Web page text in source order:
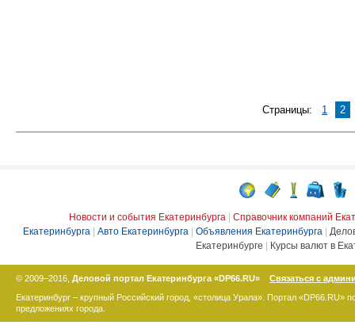
Страницы: 1 2
Новости и события Екатеринбурга
Справочник компаний
Екатеринбурга
Авто Екатеринбурга Объявления Екатеринбурга
Екатеринбурге
Курсы валют в
© 2009–2016, Деловой портал Екатеринбурга «DP66.RU»
Связаться с
Екатеринбург – крупный Российский город, «столица Урала». Портал «DP66.RU»
предложениях города.